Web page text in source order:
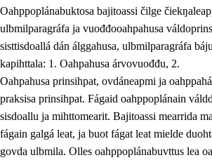
Oahppoplánabuktosa bajitoassi čilge
ulbmilparagráfa ja vuođđooahpahusa
sisttisdoallá dán álggahusa, ulbmilparagráfa
kapihttala: 1. Oahpahusa árvovuođđu, 2.
Oahpahusa prinsihpat, ovdáneapmi ja
praksisa prinsihpat. Fágaid oahppoplánain
sisdoallu ja mihttomearit. Bajitoassi mearrida
fágain galgá leat, ja buot fágat leat mielde
govda ulbmila. Olles oahppoplánabuvttus lea